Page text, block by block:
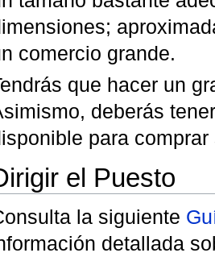
comercio grande.
que hacer un
deberás
para
el Puesto
la siguiente
detallada